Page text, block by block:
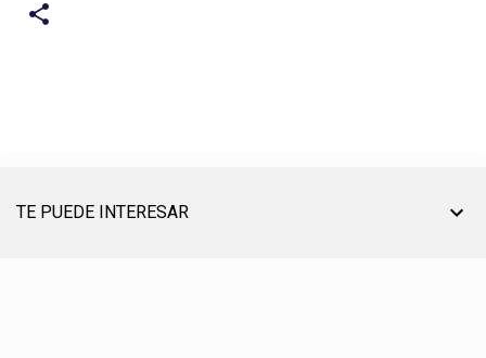
TE PUEDE INTERESAR